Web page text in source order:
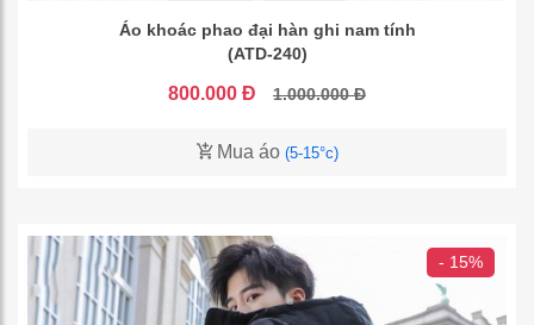
Áo khoác phao đại hàn ghi nam tính
(ATD-240)
800.000 Đ 1.000.000 Đ
Mua áo (5-15°c)
- 15%